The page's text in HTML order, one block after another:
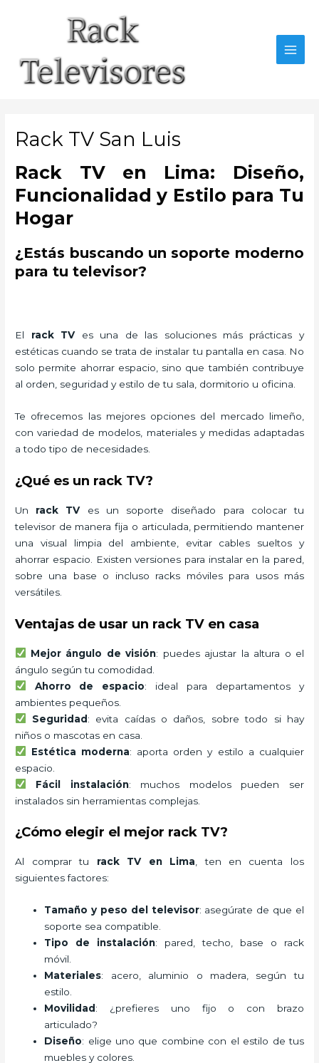
Rack TV San Luis
Rack TV en Lima: Diseño,
Funcionalidad y Estilo para Tu
Hogar
¿Estás buscando un soporte moderno
para tu televisor?
El rack TVes una de las soluciones más prácticas y
estéticas cuando se trata de instalar tu pantalla en casa. No
solo permite ahorrar espacio, sino que también contribuye
al orden, seguridad y estilo de tu sala, dormitorio u oficina.
Te ofrecemos las mejores opciones del mercado limeño,
con variedad de modelos, materiales y medidas adaptadas
a todo tipo de necesidades.
¿Qué es un rack TV?
Un rack TVes un soporte diseñado para colocar tu
televisor de manera fija o articulada, permitiendo mantener
una visual limpia del ambiente, evitar cables sueltos y
ahorrar espacio. Existen versiones para instalar en la pared,
sobre una base o incluso racks móviles para usos más
versátiles.
Ventajas de usar un rack TV en casa
Mejor ángulo de visión: puedes ajustar la altura o el
ángulo según tu comodidad.
Ahorro de espacio: ideal para departamentos y
ambientes pequeños.
Seguridad: evita caídas o daños, sobre todo si hay
niños o mascotas en casa.
Estética moderna: aporta orden y estilo a cualquier
espacio.
Fácil instalación: muchos modelos pueden ser
instalados sin herramientas complejas.
¿Cómo elegir el mejor rack TV?
Al comprar tu rack TV en Lima, ten en cuenta los
siguientes factores:
Tamaño y peso del televisor: asegúrate de que el
soporte sea compatible.
Tipo de instalación: pared, techo, base o rack
móvil.
Materiales: acero, aluminio o madera, según tu
estilo.
Movilidad : ¿prefieres uno fijo o con brazo
articulado?
Diseño: elige uno que combine con el estilo de tus
muebles y colores.